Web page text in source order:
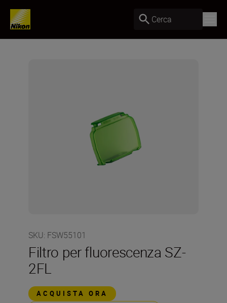
Cerca
SKU: FSW55101
Filtro per fluorescenza SZ-
2FL
ACQUISTA ORA